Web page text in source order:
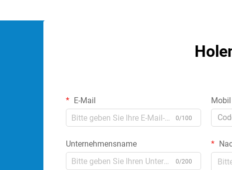
E-Mail
0/100
Mobil
Unternehmensname
0/200